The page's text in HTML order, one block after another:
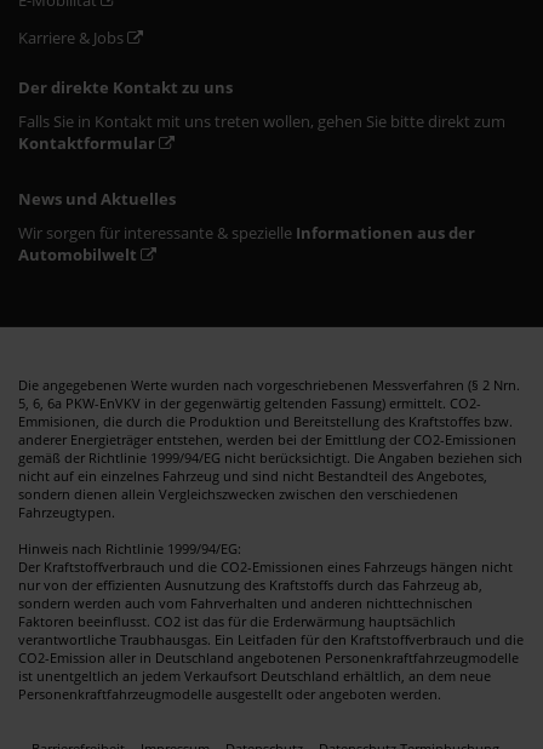
Karriere & Jobs
Der direkte Kontakt zu uns
Falls Sie in Kontakt mit uns treten wollen, gehen Sie bitte direkt zum
Kontaktformular
News und Aktuelles
Wir sorgen für interessante & spezielle Informationen aus der
Automobilwelt
Die angegebenen Werte wurden nach vorgeschriebenen Messverfahren (§ 2 Nrn.
5, 6, 6a PKW-EnVKV in der gegenwärtig geltenden Fassung) ermittelt. CO2-
Emmisionen, die durch die Produktion und Bereitstellung des Kraftstoffes bzw.
anderer Energieträger entstehen, werden bei der Emittlung der CO2-Emissionen
gemäß der Richtlinie 1999/94/EG nicht berücksichtigt. Die Angaben beziehen sich
nicht auf ein einzelnes Fahrzeug und sind nicht Bestandteil des Angebotes,
sondern dienen allein Vergleichszwecken zwischen den verschiedenen
Fahrzeugtypen.
Hinweis nach Richtlinie 1999/94/EG:
Der Kraftstoffverbrauch und die CO2-Emissionen eines Fahrzeugs hängen nicht
nur von der effizienten Ausnutzung des Kraftstoffs durch das Fahrzeug ab,
sondern werden auch vom Fahrverhalten und anderen nichttechnischen
Faktoren beeinflusst. CO2 ist das für die Erderwärmung hauptsächlich
verantwortliche Traubhausgas. Ein Leitfaden für den Kraftstoffverbrauch und die
CO2-Emission aller in Deutschland angebotenen Personenkraftfahrzeugmodelle
ist unentgeltlich an jedem Verkaufsort Deutschland erhältlich, an dem neue
Personenkraftfahrzeugmodelle ausgestellt oder angeboten werden.